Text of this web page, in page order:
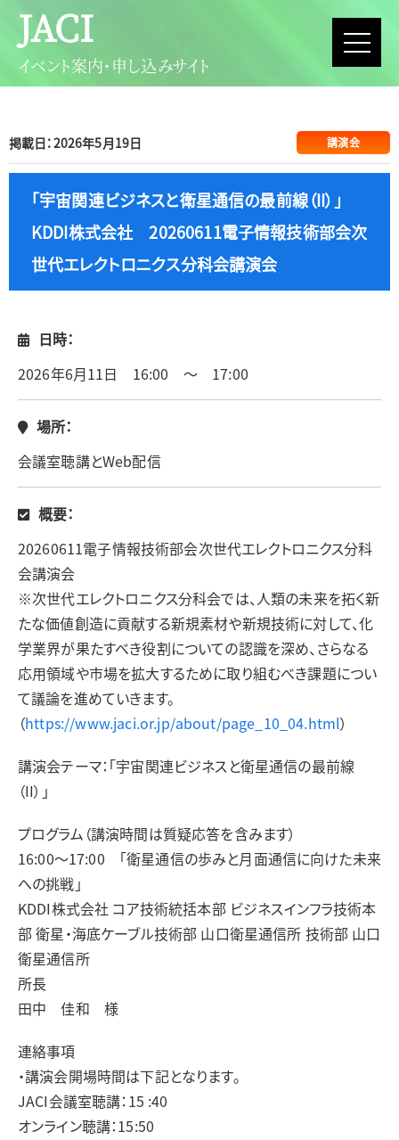
JACI
イベント案内・申し込みサイト
掲載日：2026年5月19日 講演会
「宇宙関連ビジネスと衛星通信の最前線（II）」
KDDI株式会社 20260611電子情報技術部会次
世代エレクトロニクス分科会講演会
日時：
2026年6月11日 16:00 ～ 17:00
場所：
会議室聴講とWeb配信
概要：
20260611電子情報技術部会次世代エレクトロニクス分科
会講演会
※次世代エレクトロニクス分科会では、人類の未来を拓く新
たな価値創造に貢献する新規素材や新規技術に対して、化
学業界が果たすべき役割についての認識を深め、さらなる
応用領域や市場を拡大するために取り組むべき課題につい
て議論を進めていきます。
（https://www.jaci.or.jp/about/page_10_04.html）
講演会テーマ：「宇宙関連ビジネスと衛星通信の最前線
（II）」
プログラム（講演時間は質疑応答を含みます）
16:00～17:00 「衛星通信の歩みと月面通信に向けた未来
への挑戦」
KDDI株式会社 コア技術統括本部 ビジネスインフラ技術本
部 衛星・海底ケーブル技術部 山口衛星通信所 技術部 山口
衛星通信所
所長
田中 佳和 様
連絡事項
・講演会開場時間は下記となります。
JACI会議室聴講：15 :40
オンライン聴講：15:50